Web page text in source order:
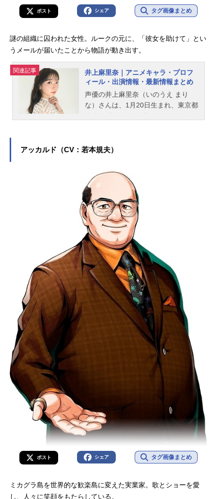
ポスト シェア タグ画像まとめ
謎の組織に囚われた女性。ルークの元に、「彼女を助けて」とい
うメールが届いたことから物語が動き出す。
関連記事
井上麻里奈｜アニメキャラ・プロフ
ィール・出演情報・最新情報まとめ
声優の井上麻里奈（いのうえ まり
な）さんは、1月20日生まれ、東京都
ルレルト役など、人気作品のキャラ
事をご紹介！
アッカルド（CV：若本規夫）
ポスト シェア タグ画像まとめ
ミカグラ島を世界的な歓楽島に変えた実業家。歌とショーを愛
し、人々に笑顔をもたらしている。